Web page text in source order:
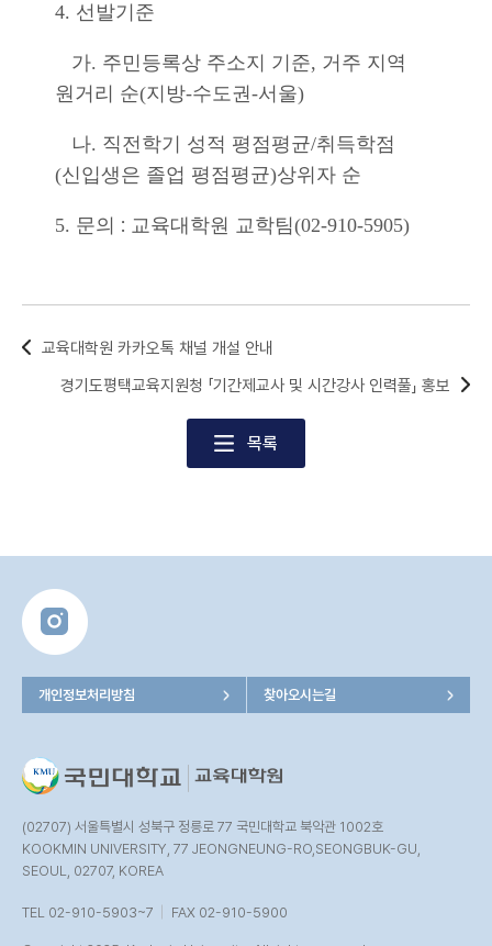
4. 선발기준
가. 주민등록상 주소지 기준, 거주 지역
원거리 순(지방-수도권-서울)
나. 직전학기 성적 평점평균/취득학점
(신입생은 졸업 평점평균)상위자 순
5. 문의 : 교육대학원 교학팀(02-910-5905)
교육대학원 카카오톡 채널 개설 안내
목록
경기도평택교육지원청 「기간제교사 및 시간강사 인력풀」 홍보
(02707) 서울특별시 성북구 정릉로 77 국민대학교 북악관 1002호
KOOKMIN UNIVERSITY, 77 JEONGNEUNG-RO,SEONGBUK-GU,
SEOUL, 02707, KOREA
TEL 02-910-5903~7 FAX 02-910-5900
개인정보처리방침 찾아오시는길